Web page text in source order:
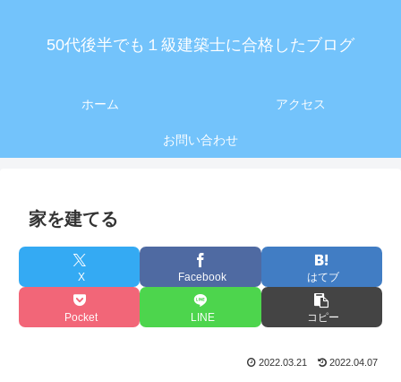
50代後半でも１級建築士に合格したブログ
ホーム アクセス
お問い合わせ
家を建てる
X Facebook はてブ
Pocket LINE コピー
2022.03.21 2022.04.07